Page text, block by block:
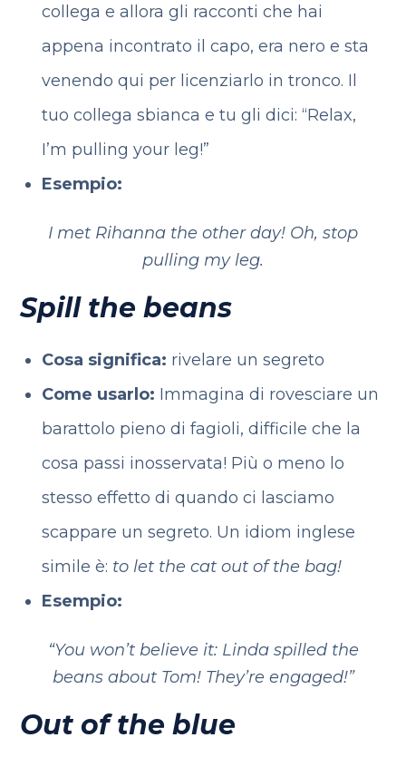
collega e allora gli racconti che hai
appena incontrato il capo, era nero e sta
venendo qui per licenziarlo in tronco. Il
tuo collega sbianca e tu gli dici: “Relax,
I’m pulling your leg!”
Esempio:
I met Rihanna the other day! Oh, stop
pulling my leg.
Spill the beans
Cosa significa: rivelare un segreto
Come usarlo: Immagina di rovesciare un
barattolo pieno di fagioli, difficile che la
cosa passi inosservata! Più o meno lo
stesso effetto di quando ci lasciamo
scappare un segreto. Un idiom inglese
simile è: to let the cat out of the bag!
Esempio:
“You won’t believe it: Linda spilled the
beans about Tom! They’re engaged!”
Out of the blue